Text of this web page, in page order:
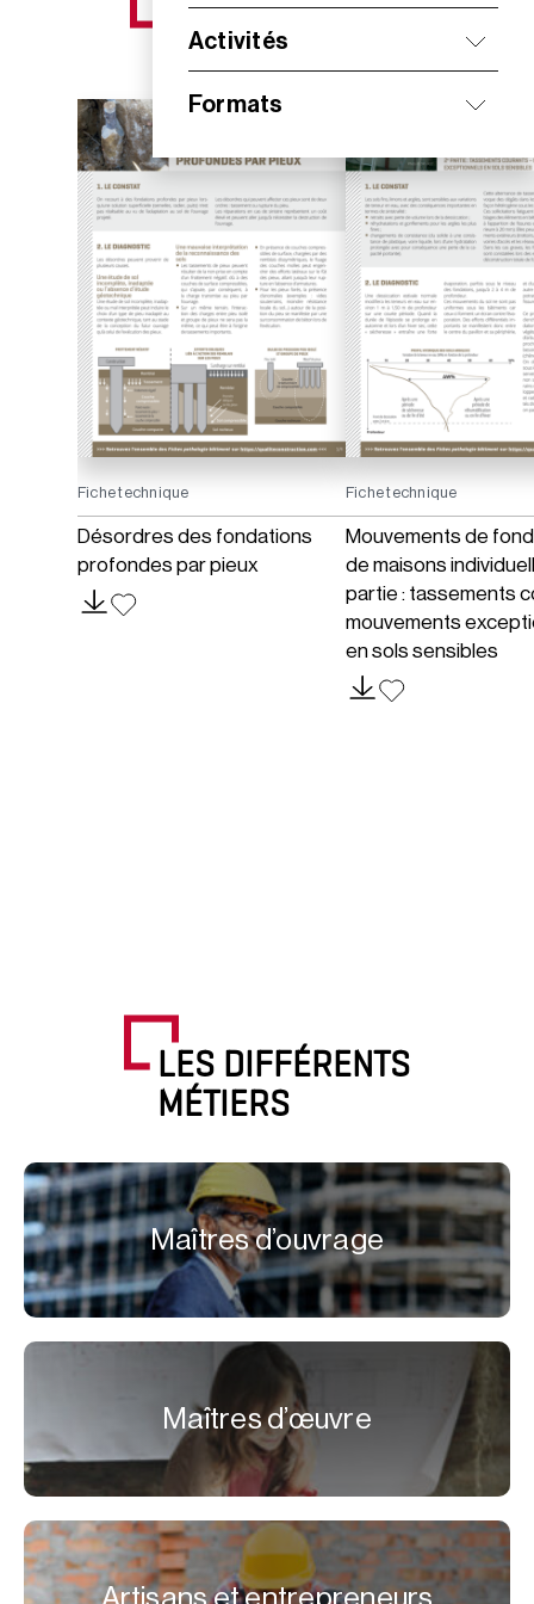
Activités
Formats
NOS NOUVEAUTÉS
Fiche technique
Désordres des fondations
profondes par pieux
Fiche technique
Mouvements de
de maisons
partie : tassements
mouvements
en sols sensibles
LES DIFFÉRENTS
MÉTIERS
Maîtres d’ouvrage
Maîtres d’œuvre
Artisans et entrepreneurs